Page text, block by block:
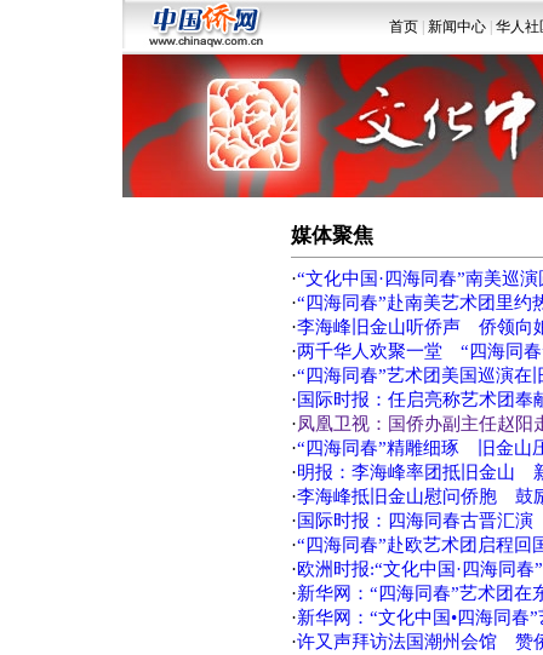
首页 新闻中心 华人社
媒体聚焦
·“文化中国·四海同春”南美巡
·“四海同春”赴南美艺术团里约
·李海峰旧金山听侨声 侨领向
·两千华人欢聚一堂 “四海同春
·“四海同春”艺术团美国巡演在
· 国际时报：任启亮称艺术团奉
·凤凰卫视：国侨办副主任赵
·“四海同春”精雕细琢 旧金山
·明报：李海峰率团抵旧金山
·李海峰抵旧金山慰问侨胞 鼓
· 国际时报：四海同春古晋汇
·“四海同春”赴欧艺术团启程
·欧洲时报:“文化中国·四海同春
·新华网：“四海同春”艺术团在
·新华网：“文化中国•四海同春
·许又声拜访法国潮州会馆 赞